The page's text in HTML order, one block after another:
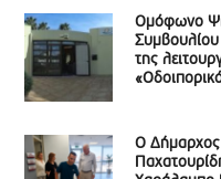
Ομόφωνο
Συμβουλίου
της
Ο Δήμαρχος